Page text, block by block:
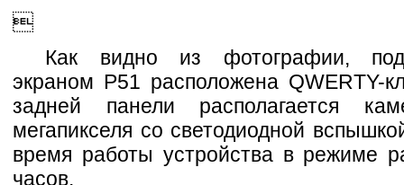

Как видно из фотографии,
экраном P51 расположена QWERTY-
задней панели располагается
мегапикселя со светодиодной
время работы устройства в режиме
часов.